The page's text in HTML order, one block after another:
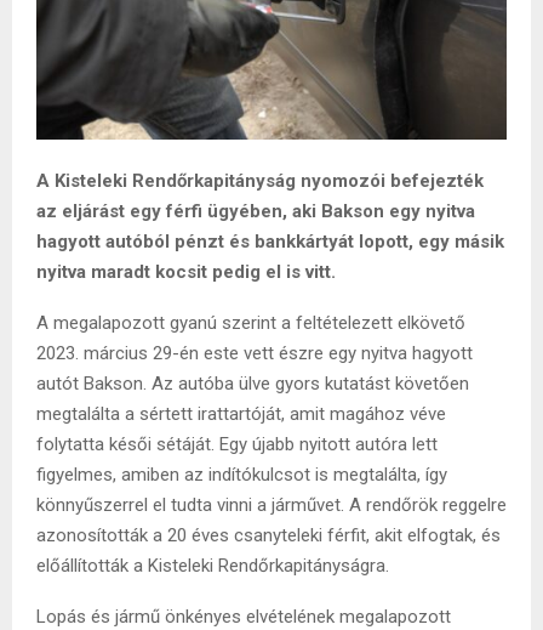
A Kisteleki Rendőrkapitányság nyomozói befejezték
az eljárást egy férfi ügyében, aki Bakson egy nyitva
hagyott autóból pénzt és bankkártyát lopott, egy másik
nyitva maradt kocsit pedig el is vitt.
A megalapozott gyanú szerint a feltételezett elkövető
2023. március 29-én este vett észre egy nyitva hagyott
autót Bakson. Az autóba ülve gyors kutatást követően
megtalálta a sértett irattartóját, amit magához véve
folytatta késői sétáját. Egy újabb nyitott autóra lett
figyelmes, amiben az indítókulcsot is megtalálta, így
könnyűszerrel el tudta vinni a járművet. A rendőrök reggelre
azonosították a 20 éves csanyteleki férfit, akit elfogtak, és
előállították a Kisteleki Rendőrkapitányságra.
Lopás és jármű önkényes elvételének megalapozott